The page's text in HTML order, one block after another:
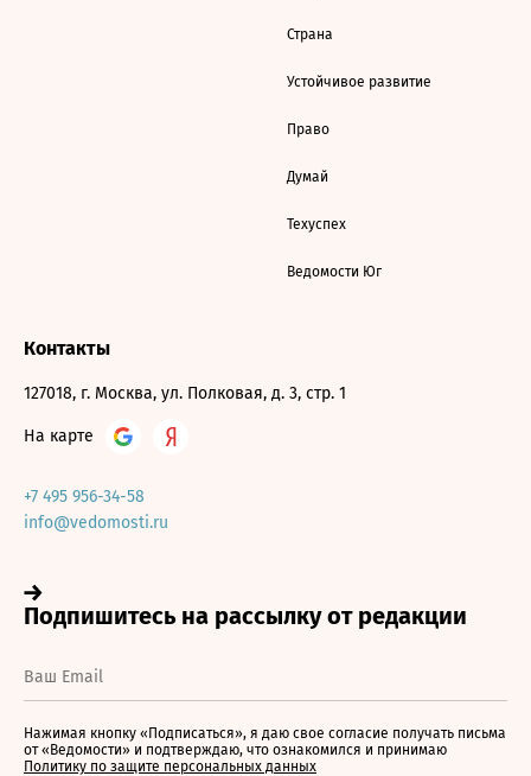
Страна
Устойчивое развитие
Право
Думай
Техуспех
Ведомости Юг
Контакты
127018, г. Москва, ул. Полковая, д. 3, стр. 1
На карте
+7 495 956-34-58
info@vedomosti.ru
Нажимая кнопку «Подписаться», я даю свое согласие получать письма
от «Ведомости» и подтверждаю, что ознакомился и принимаю
Политику по защите персональных данных